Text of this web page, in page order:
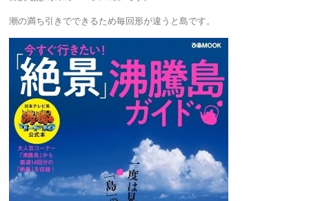
潮の満ち引きでできるため毎回形が違うと島です。